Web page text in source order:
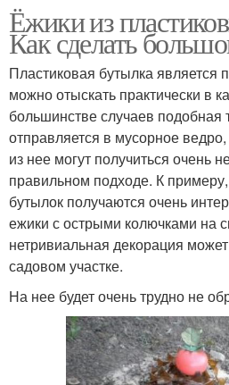
Ёжики из
Как сделать
Пластиковая бутылка является
можно отыскать практически в
большинстве случаев подобная
отправляется в мусорное
из нее могут получиться очень
правильном подходе. К
бутылок получаются очень
ежики с острыми колючками на
нетривиальная декорация
садовом участке.
На нее будет очень трудно не